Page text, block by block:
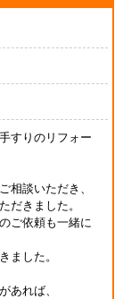
すりのリフォー
相談いただき、
だきました。
ご依頼も一緒に
ました。
あれば、